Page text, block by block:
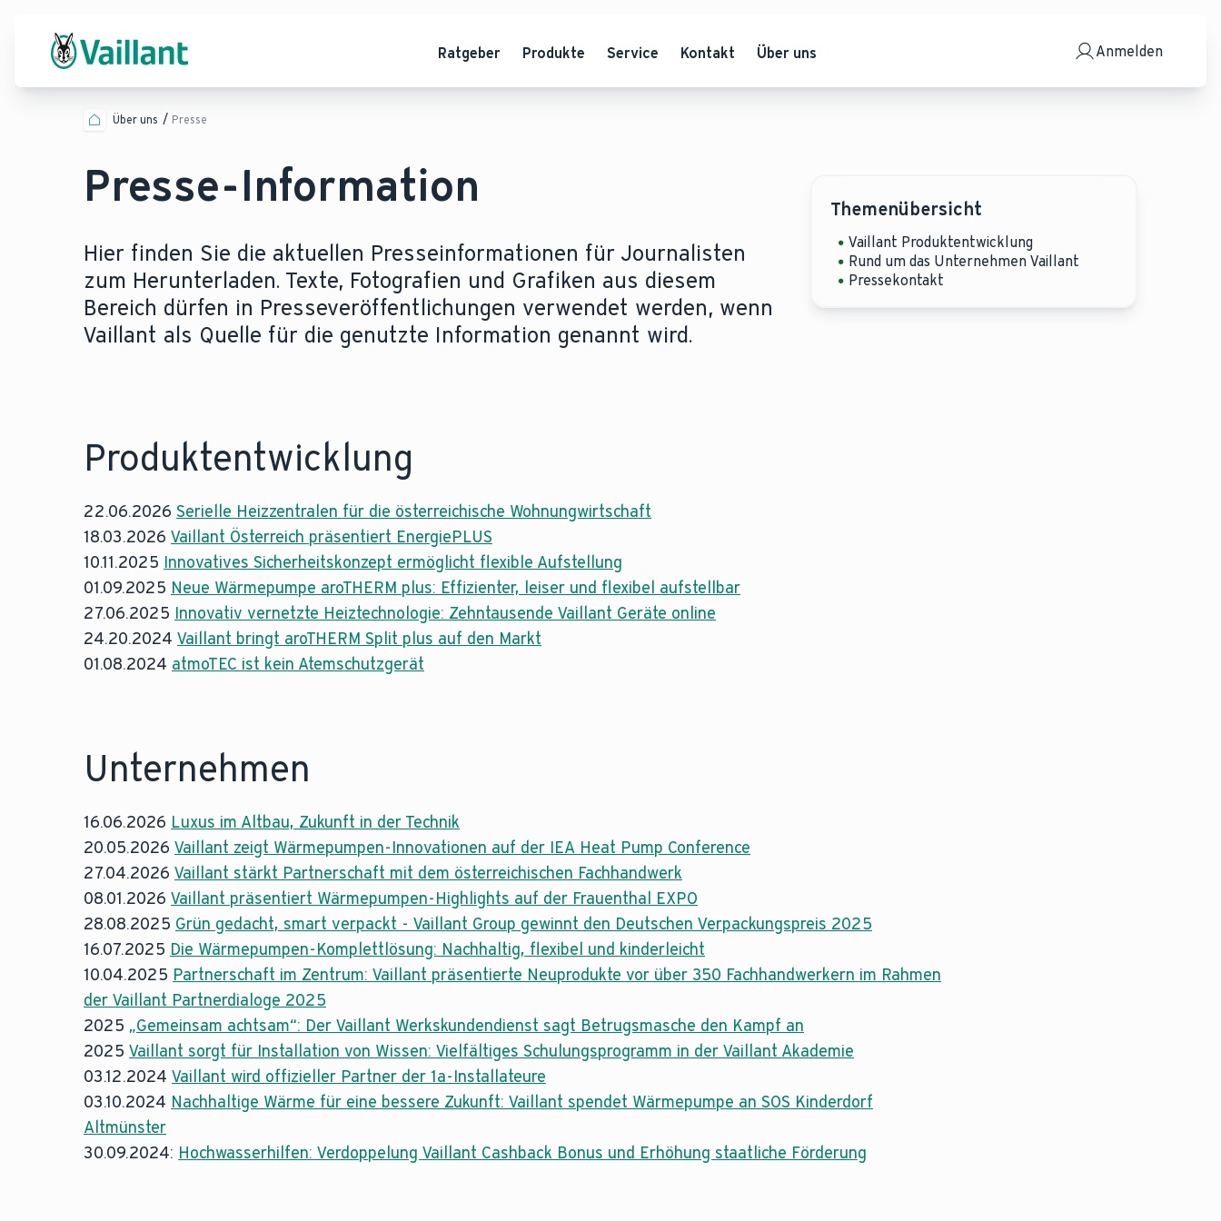
Ratgeber Produkte Service Kontakt Über uns Anmelden
Über uns Presse
Presse-Information
Hier finden Sie die aktuellen Presseinformationen für Journalisten
zum Herunterladen. Texte, Fotografien und Grafiken aus diesem
Bereich dürfen in Presseveröffentlichungen verwendet werden, wenn
Vaillant als Quelle für die genutzte Information genannt wird.
Themenübersicht
Vaillant Produktentwicklung
Rund um das Unternehmen Vaillant
Pressekontakt
Produktentwicklung
22.06.2026 Serielle Heizzentralen für die österreichische Wohnungwirtschaft
18.03.2026 Vaillant Österreich präsentiert EnergiePLUS
10.11.2025 Innovatives Sicherheitskonzept ermöglicht flexible Aufstellung
01.09.2025 Neue Wärmepumpe aroTHERM plus: Effizienter, leiser und flexibel aufstellbar
27.06.2025 Innovativ vernetzte Heiztechnologie: Zehntausende Vaillant Geräte online
24.20.2024 Vaillant bringt aroTHERM Split plus auf den Markt
01.08.2024 atmoTEC ist kein Atemschutzgerät
Unternehmen
16.06.2026 Luxus im Altbau, Zukunft in der Technik
20.05.2026 Vaillant zeigt Wärmepumpen-Innovationen auf der IEA Heat Pump Conference
27.04.2026 Vaillant stärkt Partnerschaft mit dem österreichischen Fachhandwerk
08.01.2026 Vaillant präsentiert Wärmepumpen-Highlights auf der Frauenthal EXPO
28.08.2025 Grün gedacht, smart verpackt - Vaillant Group gewinnt den Deutschen Verpackungspreis 2025
16.07.2025 Die Wärmepumpen-Komplettlösung: Nachhaltig, flexibel und kinderleicht
10.04.2025 Partnerschaft im Zentrum: Vaillant präsentierte Neuprodukte vor über 350 Fachhandwerkern im Rahmen
der Vaillant Partnerdialoge 2025
2025 „Gemeinsam achtsam“: Der Vaillant Werkskundendienst sagt Betrugsmasche den Kampf an
2025 Vaillant sorgt für Installation von Wissen: Vielfältiges Schulungsprogramm in der Vaillant Akademie
03.12.2024 Vaillant wird offizieller Partner der 1a-Installateure
03.10.2024 Nachhaltige Wärme für eine bessere Zukunft: Vaillant spendet Wärmepumpe an SOS Kinderdorf
Altmünster
30.09.2024: Hochwasserhilfen: Verdoppelung Vaillant Cashback Bonus und Erhöhung staatliche Förderung